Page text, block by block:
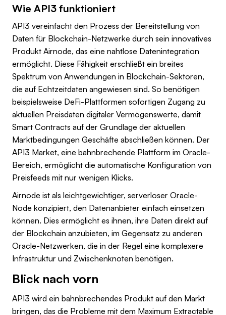
Wie API3 funktioniert
API3 vereinfacht den Prozess der Bereitstellung von
Daten für Blockchain-Netzwerke durch sein innovatives
Produkt Airnode, das eine nahtlose Datenintegration
ermöglicht. Diese Fähigkeit erschließt ein breites
Spektrum von Anwendungen in Blockchain-Sektoren,
die auf Echtzeitdaten angewiesen sind. So benötigen
beispielsweise DeFi-Plattformen sofortigen Zugang zu
aktuellen Preisdaten digitaler Vermögenswerte, damit
Smart Contracts auf der Grundlage der aktuellen
Marktbedingungen Geschäfte abschließen können. Der
API3 Market, eine bahnbrechende Plattform im Oracle-
Bereich, ermöglicht die automatische Konfiguration von
Preisfeeds mit nur wenigen Klicks.
Airnode ist als leichtgewichtiger, serverloser Oracle-
Node konzipiert, den Datenanbieter einfach einsetzen
können. Dies ermöglicht es ihnen, ihre Daten direkt auf
der Blockchain anzubieten, im Gegensatz zu anderen
Oracle-Netzwerken, die in der Regel eine komplexere
Infrastruktur und Zwischenknoten benötigen.
Blick nach vorn
API3 wird ein bahnbrechendes Produkt auf den Markt
bringen, das die Probleme mit dem Maximum Extractable